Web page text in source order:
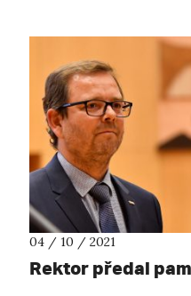
04 / 10 / 2021
Rektor předal